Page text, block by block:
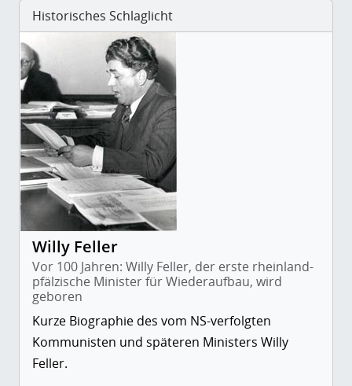
Historisches Schlaglicht
Willy Feller
Vor 100 Jahren: Willy Feller, der erste rheinland-
pfälzische Minister für Wiederaufbau, wird
geboren
Kurze Biographie des vom NS-verfolgten
Kommunisten und späteren Ministers Willy
Feller.